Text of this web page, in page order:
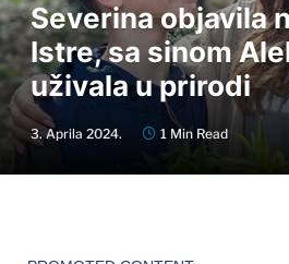
Severina objavila
Istre, sa sinom
uživala u prirodi
3. Aprila 2024. 1 Min Read